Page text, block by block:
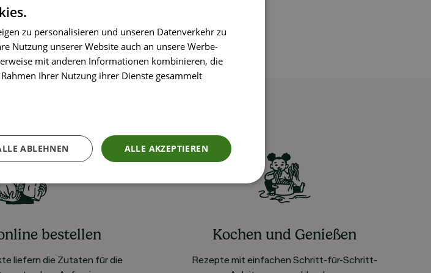
bestellen
liefern die Zutaten für die
Kochen und Genießen
Rezepte mit einfachen Schritt-für-Schritt-
zu personalisieren und unseren Datenverkehr zu
Nutzung unserer Website auch an unsere Werbe-
mit anderen Informationen kombinieren, die
Ihrer Nutzung ihrer Dienste gesammelt
ALLE AKZEPTIEREN
ABLEHNEN